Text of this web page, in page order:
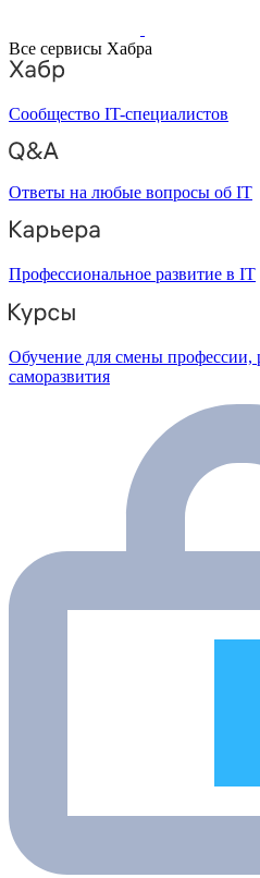
Все сервисы Хабра
Сообщество IT-специалистов
Ответы на любые вопросы об IT
Профессиональное развитие в IT
Обучение для смены профессии,
саморазвития